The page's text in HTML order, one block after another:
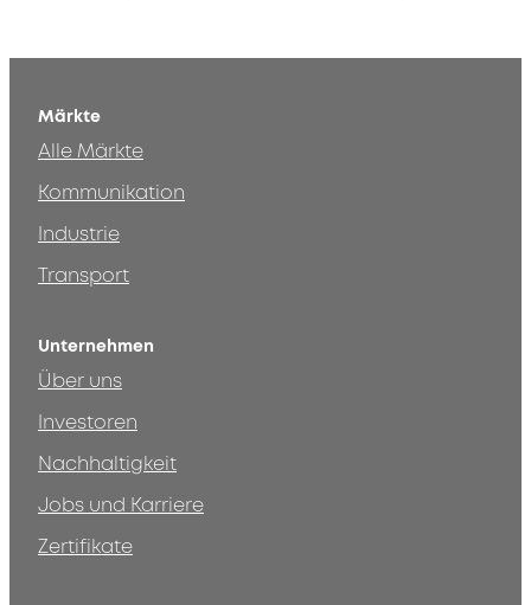
Märkte
Alle Märkte
Kommunikation
Industrie
Transport
Unternehmen
Über uns
Investoren
Nachhaltigkeit
Jobs und Karriere
Zertifikate